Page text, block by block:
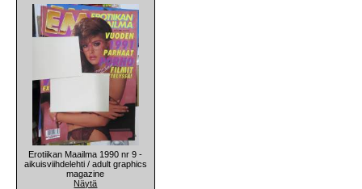
Erotiikan Maailma 1990 nr 9 -
aikuisviihdelehti / adult graphics
magazine
Näytä